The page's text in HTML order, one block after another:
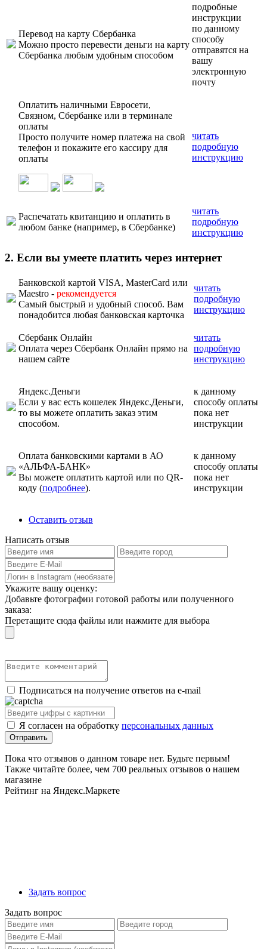
Перевод на карту Сбербанка
Можно просто перевести деньги на карту
Сбербанка любым удобным способом
подробные
инструкции
по данному
способу
отправятся на
вашу
электронную
почту
Оплатить наличными Евросети,
Связном, Сбербанке или в терминале
оплаты
Просто получите номер платежа на свой
телефон и покажите его кассиру для
оплаты
читать
подробную
инструкцию
Распечатать квитанцию и оплатить в
любом банке (например, в Сбербанке)
читать
подробную
инструкцию
2. Если вы умеете платить через интернет
Банковской картой VISA, MasterCard или
Maestro - рекомендуется
Самый быстрый и удобный способ. Вам
понадобится любая банковская карточка
читать
подробную
инструкцию
Сбербанк Онлайн
Оплата через Сбербанк Онлайн прямо на
нашем сайте
читать
подробную
инструкцию
Яндекс.Деньги
Если у вас есть кошелек Яндекс.Деньги,
то вы можете оплатить заказ этим
способом.
к данному
способу оплаты
пока нет
инструкции
Оплата банковскими картами в АО
«АЛЬФА-БАНК»
Вы можете оплатить картой или по QR-
коду (подробнее).
к данному
способу оплаты
пока нет
инструкции
Оставить отзыв
Написать отзыв
Укажите вашу оценку:
Добавьте фотографии готовой работы или полученного
заказа:
Перетащите сюда файлы или нажмите для выбора
Подписаться на получение ответов на e-mail
Я согласен на обработку персональных данных
Пока что отзывов о данном товаре нет. Будьте первым!
Также читайте более, чем 700 реальных отзывов о нашем
магазине
Рейтинг на Яндекс.Маркете
Задать вопрос
Задать вопрос